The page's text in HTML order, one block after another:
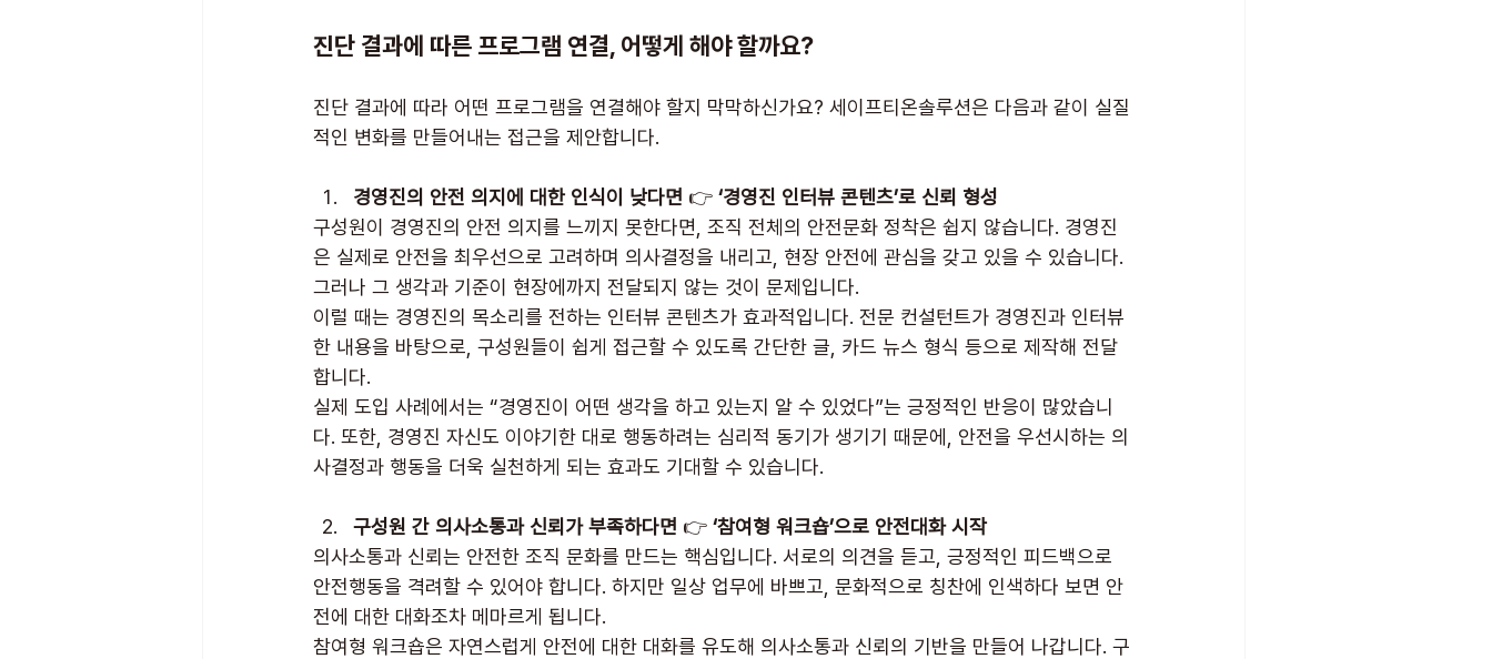
진단 결과에 따른 프로그램 연결, 어떻게 해야 할까요?
진단 결과에 따라 어떤 프로그램을 연결해야 할지 막막하신가요? 세이프티온솔루션은 다음과 같이 실질
적인 변화를 만들어내는 접근을 제안합니다.
경영진의 안전 의지에 대한 인식이 낮다면 👉 ‘경영진 인터뷰 콘텐츠’로 신뢰 형성
구성원이 경영진의 안전 의지를 느끼지 못한다면, 조직 전체의 안전문화 정착은 쉽지 않습니다. 경영진
은 실제로 안전을 최우선으로 고려하며 의사결정을 내리고, 현장 안전에 관심을 갖고 있을 수 있습니다.
그러나 그 생각과 기준이 현장에까지 전달되지 않는 것이 문제입니다.
이럴 때는 경영진의 목소리를 전하는 인터뷰 콘텐츠가 효과적입니다. 전문 컨설턴트가 경영진과 인터뷰
한 내용을 바탕으로, 구성원들이 쉽게 접근할 수 있도록 간단한 글, 카드 뉴스 형식 등으로 제작해 전달
합니다.
실제 도입 사례에서는 “경영진이 어떤 생각을 하고 있는지 알 수 있었다”는 긍정적인 반응이 많았습니
다. 또한, 경영진 자신도 이야기한 대로 행동하려는 심리적 동기가 생기기 때문에, 안전을 우선시하는 의
사결정과 행동을 더욱 실천하게 되는 효과도 기대할 수 있습니다.
구성원 간 의사소통과 신뢰가 부족하다면 👉 ‘참여형 워크숍’으로 안전대화 시작
의사소통과 신뢰는 안전한 조직 문화를 만드는 핵심입니다. 서로의 의견을 듣고, 긍정적인 피드백으로
안전행동을 격려할 수 있어야 합니다. 하지만 일상 업무에 바쁘고, 문화적으로 칭찬에 인색하다 보면 안
전에 대한 대화조차 메마르게 됩니다.
참여형 워크숍은 자연스럽게 안전에 대한 대화를 유도해 의사소통과 신뢰의 기반을 만들어 나갑니다. 구